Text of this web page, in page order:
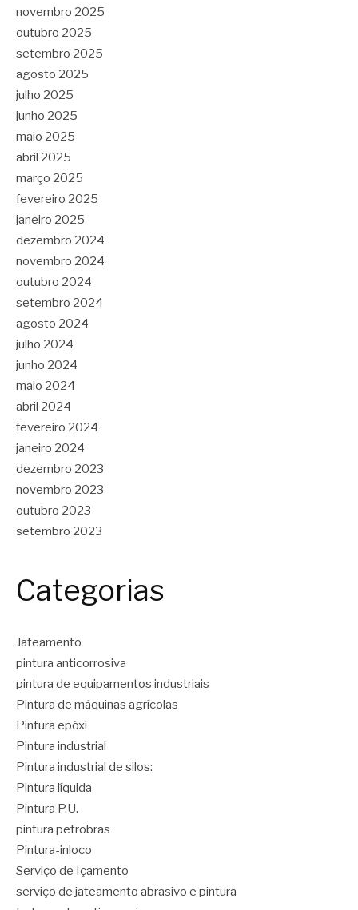
novembro 2025
outubro 2025
setembro 2025
agosto 2025
julho 2025
junho 2025
maio 2025
abril 2025
março 2025
fevereiro 2025
janeiro 2025
dezembro 2024
novembro 2024
outubro 2024
setembro 2024
agosto 2024
julho 2024
junho 2024
maio 2024
abril 2024
fevereiro 2024
janeiro 2024
dezembro 2023
novembro 2023
outubro 2023
setembro 2023
Categorias
Jateamento
pintura anticorrosiva
pintura de equipamentos industriais
Pintura de máquinas agrícolas
Pintura epóxi
Pintura industrial
Pintura industrial de silos:
Pintura líquida
Pintura P.U.
pintura petrobras
Pintura-inloco
Serviço de Içamento
serviço de jateamento abrasivo e pintura